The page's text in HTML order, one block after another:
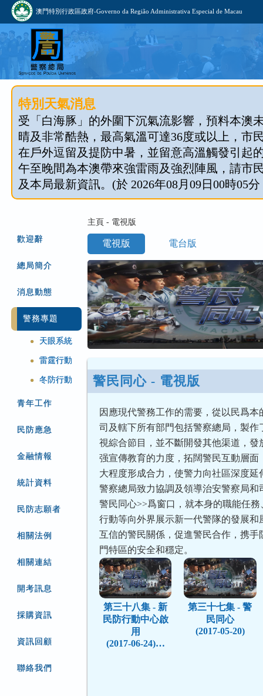
澳門特別行政區政府-Governo da Região Administrativa Especial de Macau
特別天氣消息
受「白海豚」的外圍下沉氣流影響，預料本澳
晴及非常酷熱，最高氣溫可達36度或以上，市
在戶外逗留及提防中暑，並留意高溫觸發引起
午至晚間為本澳帶來強雷雨及強烈陣風，請市
及本局最新資訊。(於 2026年08月09日00時05
歡迎辭
總局簡介
消息動態
警務專題
● 天眼系統
● 雷霆行動
● 冬防行動
青年工作
民防應急
金融情報
統計資料
民防志願者
相關法例
相關連結
開考訊息
採購資訊
資訊回顧
聯絡我們
主頁 - 電視版
電視版 電台版
警民同心 - 電視版
因應現代警務工作的需要，從以民爲本
司及轄下所有部門包括警察總局，製作
視綜合節目，並不斷開發其他渠道，發
强宣傳教育的力度，拓闊警民互動層面
大程度形成合力，使警力向社區深度延
警察總局致力協調及領導治安警察局和
警民同心>>爲窗口，就本身的職能任
行動等向外界展示新一代警隊的發展和
互信的警民關係，促進警民合作，携手
門特區的安全和穩定。
第三十八集 - 新
民防行動中心啟
用
(2017-06-24)…
第三十七集 - 警
民同心
(2017-05-20)